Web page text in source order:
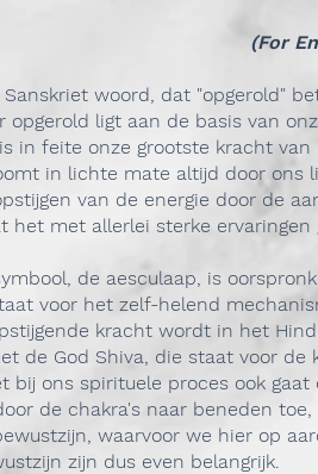
(For
woord, dat "opgerold"
opgerold ligt aan de basis van
in feite onze grootste kracht
in lichte mate altijd door ons
van de energie door de
het met allerlei sterke
de aesculaap, is
voor het zelf-helend
kracht wordt in het
de God Shiva, die staat voor
bij ons spirituele proces ook
de chakra's naar beneden
waarvoor we hier op
zijn dus even belangrijk.